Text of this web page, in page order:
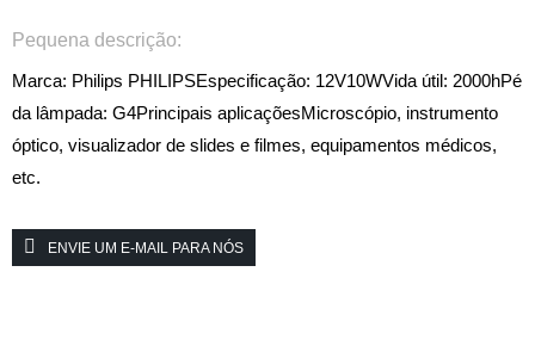
Pequena descrição:
Marca: Philips PHILIPSEspecificação: 12V10WVida útil: 2000hPé
da lâmpada: G4Principais aplicaçõesMicroscópio, instrumento
óptico, visualizador de slides e filmes, equipamentos médicos,
etc.
ENVIE UM E-MAIL PARA NÓS